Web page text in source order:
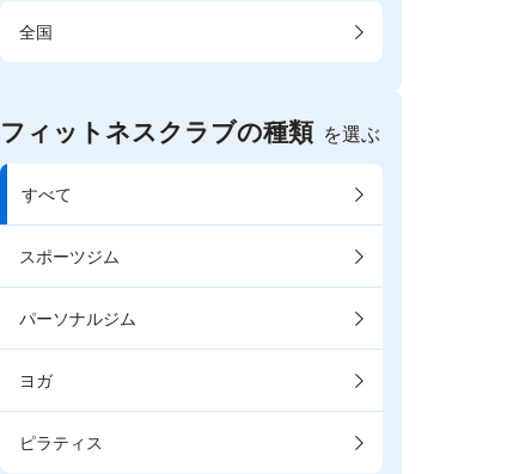
全国
フィットネスクラブの種類 を選ぶ
すべて
スポーツジム
パーソナルジム
ヨガ
ピラティス